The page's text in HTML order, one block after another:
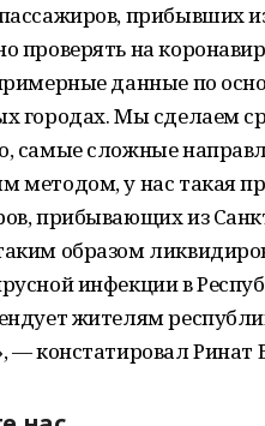
прибывших
проверять на
данные по
городах. Мы сделаем
самые сложные
методом, у нас такая
прибывающих из
образом
инфекции в
жителям
— констатировал Ринат